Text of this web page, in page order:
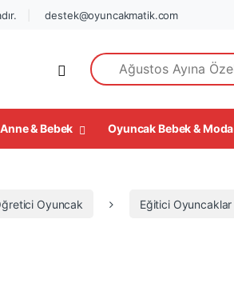
destek@oyuncakmatik.com
Open
Search for:
Anne & Bebek Oyuncak Bebek & Moda
Oyuncak Eğitici Oyuncaklar